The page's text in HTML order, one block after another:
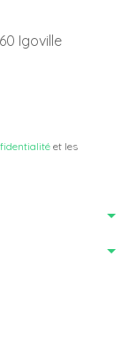
Igoville
et les